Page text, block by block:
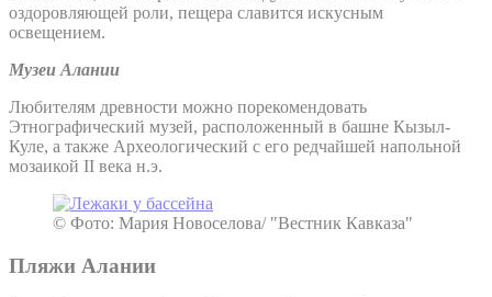
оздоровляющей роли, пещера славится искусным
освещением.
Музеи Алании
Любителям древности можно порекомендовать
Этнографический музей, расположенный в башне Кызыл-
Куле, а также Археологический с его редчайшей напольной
мозаикой II века н.э.
© Фото: Мария Новоселова/ "Вестник Кавказа"
Пляжи Алании